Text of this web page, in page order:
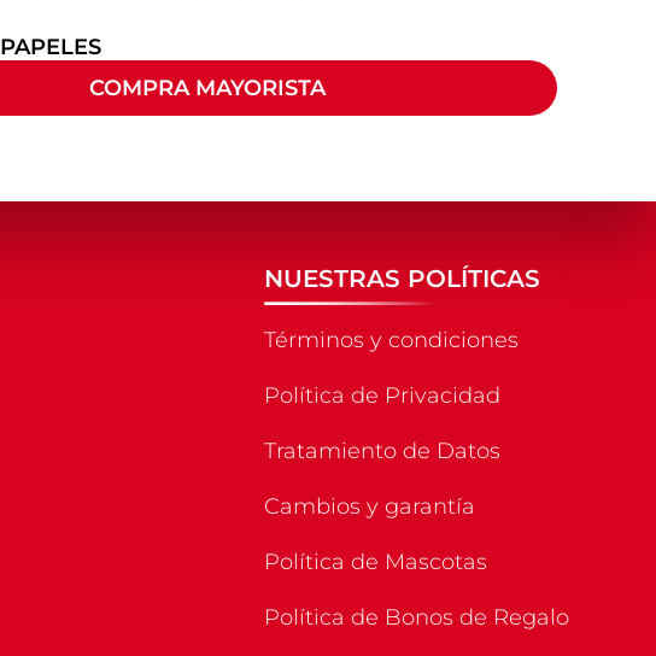
PAPELES
COMPRA MAYORISTA
NUESTRAS POLÍTICAS
Términos y condiciones
Política de Privacidad
Tratamiento de Datos
Cambios y garantía
Política de Mascotas
Política de Bonos de Regalo